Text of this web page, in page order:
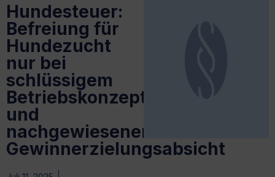
Hundesteuer:
Befreiung für
Hundezucht
nur bei
schlüssigem
Betriebskonzept
und
nachgewiesener
Gewinnerzielungsabsicht